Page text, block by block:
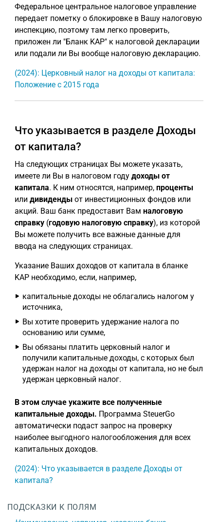
Федеральное центральное налоговое управление
передает пометку о блокировке в Вашу налоговую
инспекцию, поэтому там легко проверить,
приложен ли "Бланк KAP" к налоговой декларации
или подали ли Вы вообще налоговую декларацию.
(2024): Церковный налог на доходы от капитала:
Положение с 2015 года
Что указывается в разделе Доходы
от капитала?
На следующих страницах Вы можете указать,
имеете ли Вы в налоговом году доходы от
капитала. К ним относятся, например, проценты
или дивиденды от инвестиционных фондов или
акций. Ваш банк предоставит Вам налоговую
справку (годовую налоговую справку), из которой
Вы можете получить все важные данные для
ввода на следующих страницах.
Указание Ваших доходов от капитала в бланке
KAP необходимо, если, например,
капитальные доходы не облагались налогом у
источника,
Вы хотите проверить удержание налога по
основанию или сумме,
Вы обязаны платить церковный налог и
получили капитальные доходы, с которых был
удержан налог на доходы от капитала, но не был
удержан церковный налог.
В этом случае укажите все полученные
капитальные доходы. Программа SteuerGo
автоматически подаст запрос на проверку
наиболее выгодного налогообложения для всех
капитальных доходов.
(2024): Что указывается в разделе Доходы от
капитала?
ПОДСКАЗКИ К ПОЛЯМ